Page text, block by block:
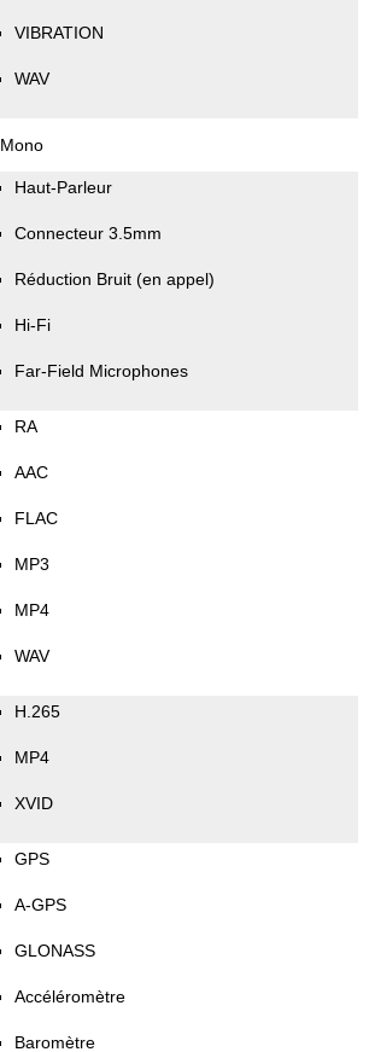
VIBRATION
WAV
Mono
Haut-Parleur
Connecteur 3.5mm
Réduction Bruit (en appel)
Hi-Fi
Far-Field Microphones
RA
AAC
FLAC
MP3
MP4
WAV
H.265
MP4
XVID
GPS
A-GPS
GLONASS
Accéléromètre
Baromètre